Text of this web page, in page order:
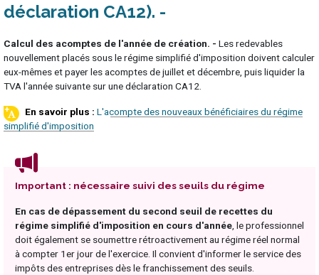
déclaration CA12)
Calcul des acomptes de l'année de création. - Les redevables
nouvellement placés sous le régime simplifié d'imposition doivent calculer
eux-mêmes et payer les acomptes de juillet et décembre, puis liquider la
TVA l'année suivante sur une déclaration CA12.
L'acompte des nouveaux bénéficiaires du régime
simplifié d'imposition
Important : nécessaire suivi des seuils du régime
En cas de dépassement du second seuil de recettes du
régime simplifié d'imposition en cours d'année , le professionnel
doit également se soumettre rétroactivement au régime réel normal
à compter 1er jour de l'exercice. Il convient d'informer le service des
impôts des entreprises dès le franchissement des seuils.